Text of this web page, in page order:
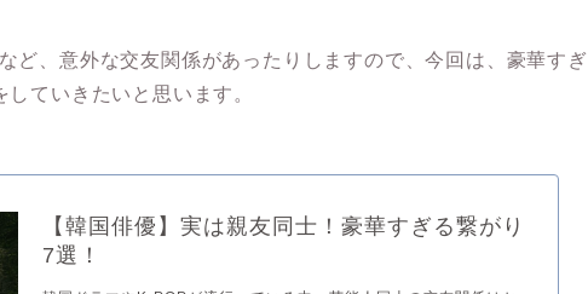
ど、意外な交友関係があったりしますので、今回は、豪華すぎ
ていきたいと思います。
【韓国俳優】実は親友同士！豪華すぎる繋がり
7選！